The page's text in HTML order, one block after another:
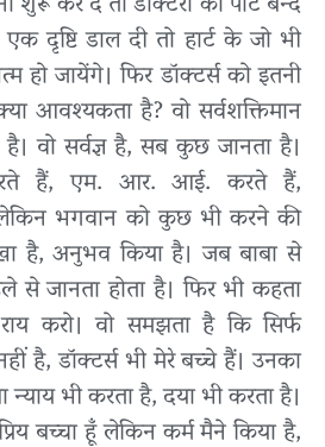
दृष्टि डाल दी तो हार्ट के जो भी
हो जायेंगे। फिर डॉक्टर्स को इतनी
आवश्यकता है? वो सर्वशक्तिमान
वो सर्वज्ञ है, सब कुछ जानता है।
हैं, एम. आर. आई. करते हैं,
भगवान को कुछ भी करने की
है, अनुभव किया है। जब बाबा से
से जानता होता है। फिर भी कहता
करो। वो समझता है कि सिर्फ
है, डॉक्टर्स भी मेरे बच्चे हैं। उनका
न्याय भी करता है, दया भी करता है।
बच्चा हूँ लेकिन कर्म मैने किया है,